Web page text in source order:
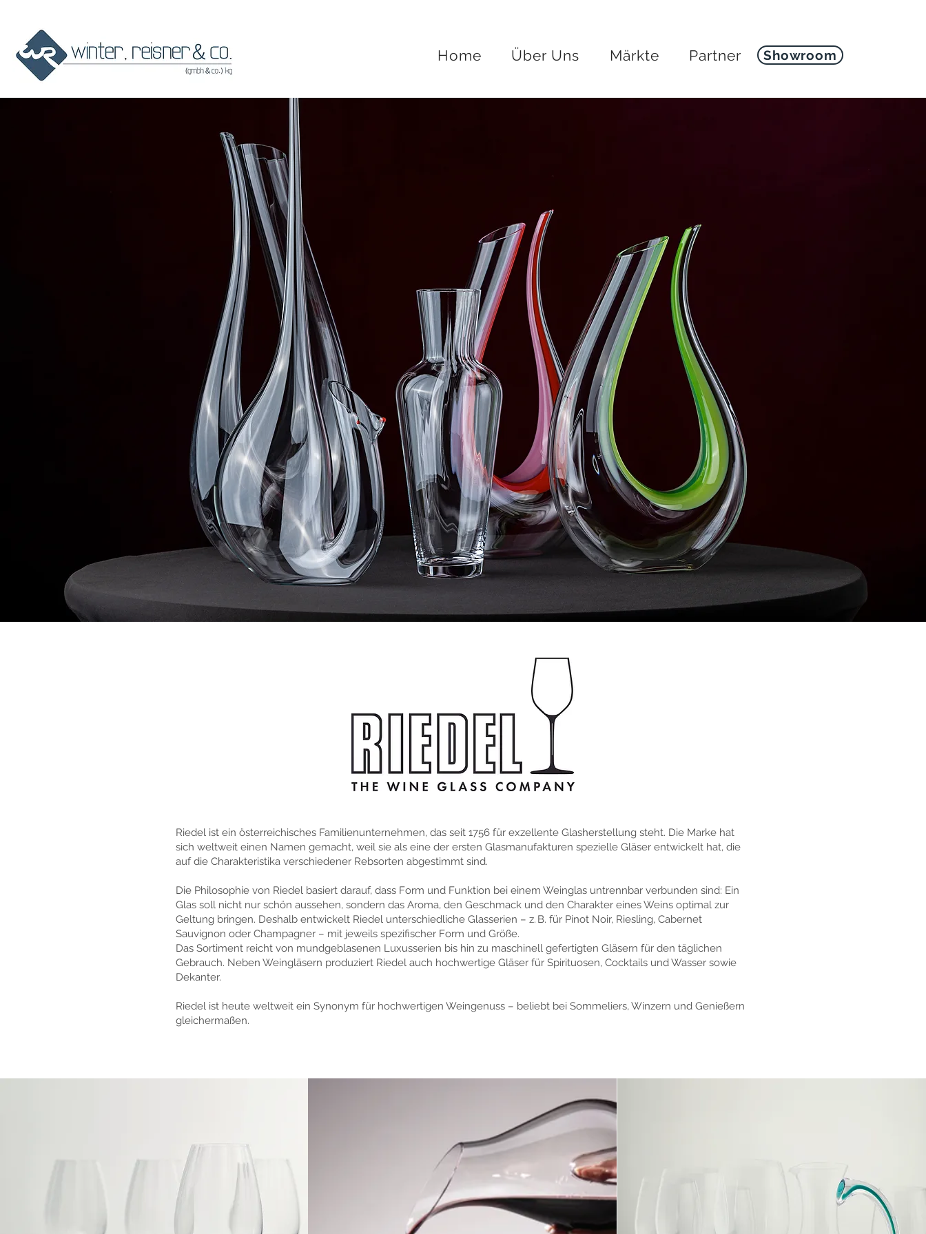
Home Über Uns Märkte Partner Showroom
Riedel ist ein österreichisches Familienunternehmen, das seit 1756 für exzellente Glasherstellung steht. Die Marke hat
sich weltweit einen Namen gemacht, weil sie als eine der ersten Glasmanufakturen spezielle Gläser entwickelt hat, die
auf die Charakteristika verschiedener Rebsorten abgestimmt sind.
Die Philosophie von Riedel basiert darauf, dass Form und Funktion bei einem Weinglas untrennbar verbunden sind: Ein
Glas soll nicht nur schön aussehen, sondern das Aroma, den Geschmack und den Charakter eines Weins optimal zur
Geltung bringen. Deshalb entwickelt Riedel unterschiedliche Glasserien – z. B. für Pinot Noir, Riesling, Cabernet
Sauvignon oder Champagner – mit jeweils spezifischer Form und Größe.
Das Sortiment reicht von mundgeblasenen Luxusserien bis hin zu maschinell gefertigten Gläsern für den täglichen
Gebrauch. Neben Weingläsern produziert Riedel auch hochwertige Gläser für Spirituosen, Cocktails und Wasser sowie
Dekanter.
Riedel ist heute weltweit ein Synonym für hochwertigen Weingenuss – beliebt bei Sommeliers, Winzern und Genießern
gleichermaßen.